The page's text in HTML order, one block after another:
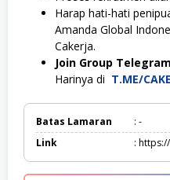
Harap hati-hati
Amanda Global
Cakerja.
Join Group Telegram
Harinya di T.ME/
Batas Lamaran
: -
Link
: